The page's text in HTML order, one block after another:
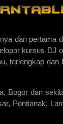
dan pertama
kursus DJ
terlengkap
Bogor dan
Pontianak,